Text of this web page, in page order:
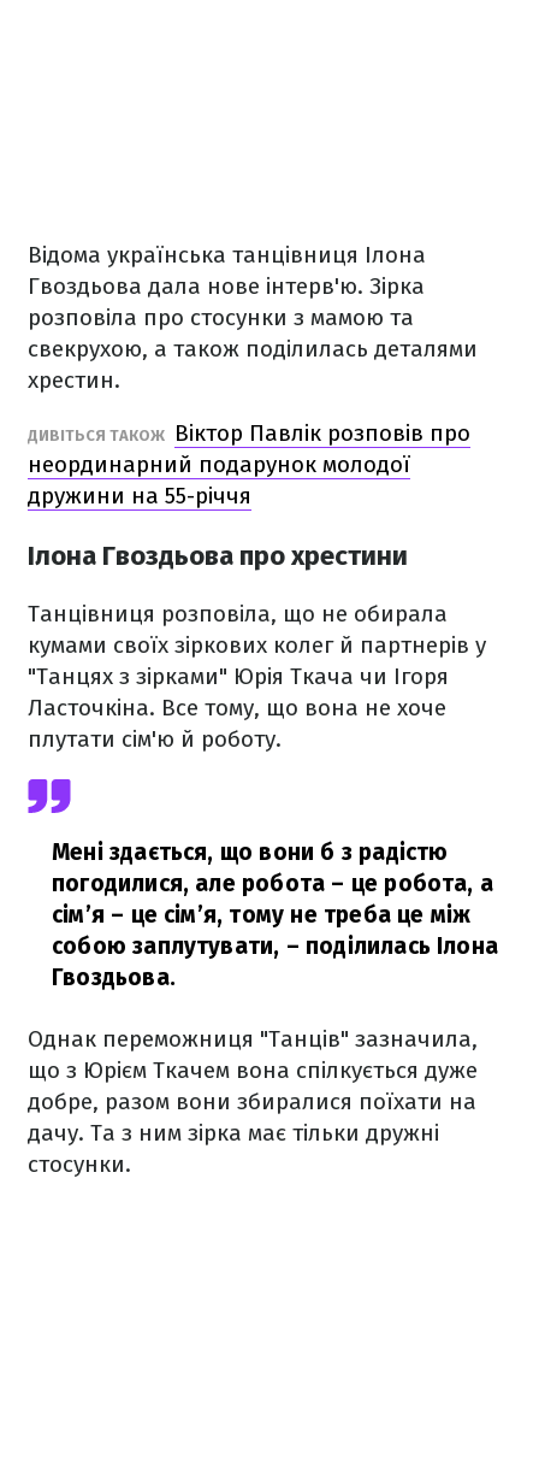
Відома українська танцівниця Ілона
Гвоздьова дала нове інтерв'ю. Зірка
розповіла про стосунки з мамою та
свекрухою, а також поділилась деталями
хрестин.
ДИВІТЬСЯ ТАКОЖ
Віктор Павлік розповів про
неординарний подарунок молодої
дружини на 55-річчя
Ілона Гвоздьова про хрестини
Танцівниця розповіла, що не обирала
кумами своїх зіркових колег й партнерів у
"Танцях з зірками" Юрія Ткача чи Ігоря
Ласточкіна. Все тому, що вона не хоче
плутати сім'ю й роботу.
Мені здається, що вони б з радістю
погодилися, але робота – це робота, а
сім’я – це сім’я, тому не треба це між
собою заплутувати, – поділилась Ілона
Гвоздьова.
Однак переможниця "Танців" зазначила,
що з Юрієм Ткачем вона спілкується дуже
добре, разом вони збиралися поїхати на
дачу. Та з ним зірка має тільки дружні
стосунки.